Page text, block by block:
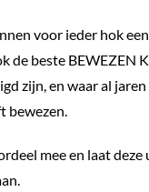
voor ieder hok
de beste BEWEZEN
zijn, en waar al
bewezen.
mee en laat deze